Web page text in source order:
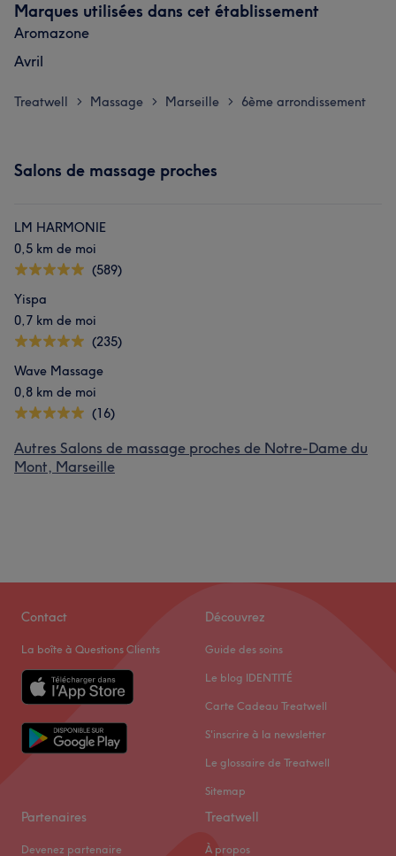
Marques utilisées dans cet établissement
Aromazone
Avril
Treatwell > Massage > Marseille > 6ème arrondissement
Salons de massage proches
LM HARMONIE
0,5 km de moi
(589)
Yispa
0,7 km de moi
(235)
Wave Massage
0,8 km de moi
(16)
Autres Salons de massage proches de Notre-Dame du
Mont, Marseille
Contact
La boîte à Questions Clients
Découvrez
Guide des soins
Le blog IDENTITÉ
Carte Cadeau Treatwell
S'inscrire à la newsletter
Le glossaire de Treatwell
Sitemap
Partenaires
Devenez partenaire
Treatwell
À propos